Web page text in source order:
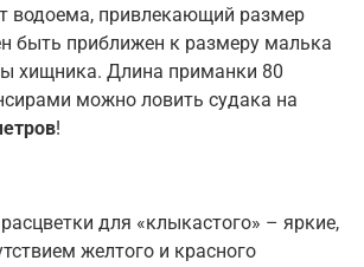
водоема, привлекающий размер
быть приближен к размеру малька
хищника. Длина приманки 80
можно ловить судака на
!
для «клыкастого» – яркие,
желтого и красного